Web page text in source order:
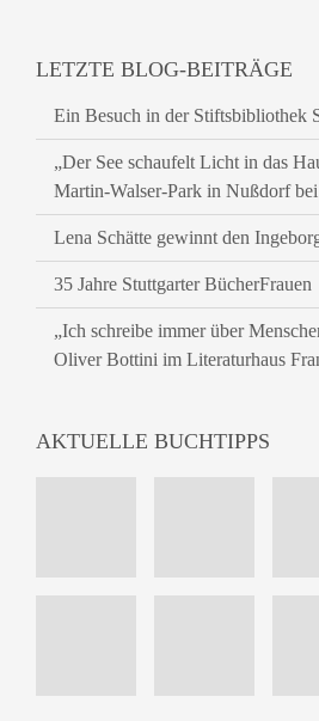
LETZTE BLOG-BEITRÄGE
Ein Besuch in der Stiftsbibliothek
„Der See schaufelt Licht in das
Martin-Walser-Park in Nußdorf
Lena Schätte gewinnt den
35 Jahre Stuttgarter BücherFrauen
„Ich schreibe immer über
Oliver Bottini im Literaturhaus
AKTUELLE BUCHTIPPS